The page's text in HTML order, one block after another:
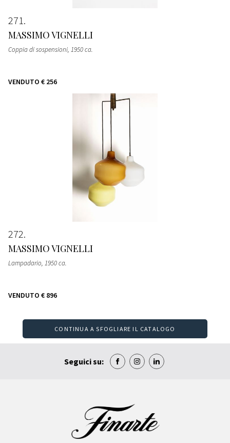
271
MASSIMO VIGNELLI
Coppia di sospensioni, 1950 ca.
VENDUTO € 256
272
MASSIMO VIGNELLI
Lampadario, 1950 ca.
VENDUTO € 896
CONTINUA A SFOGLIARE IL CATALOGO
Seguici su: